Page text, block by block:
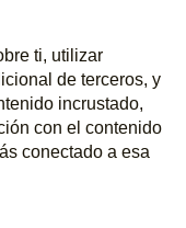
ti, utilizar
de terceros, y
incrustado,
con el contenido
conectado a esa